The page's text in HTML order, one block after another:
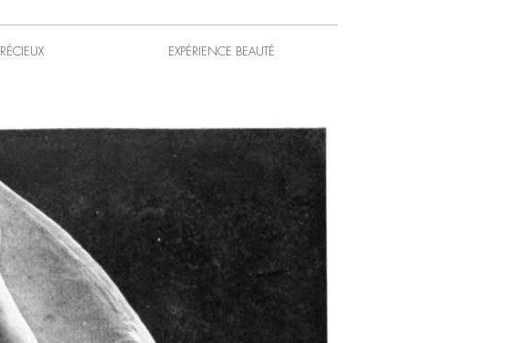
EXPÉRIENCE BEAUTÉ